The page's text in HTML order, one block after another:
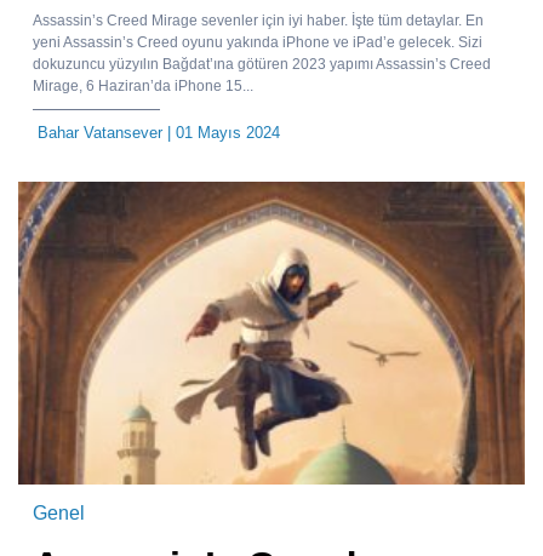
Assassin’s Creed Mirage sevenler için iyi haber. İşte tüm detaylar. En
yeni Assassin’s Creed oyunu yakında iPhone ve iPad’e gelecek. Sizi
dokuzuncu yüzyılın Bağdat’ına götüren 2023 yapımı Assassin’s Creed
Mirage, 6 Haziran’da iPhone 15...
Bahar Vatansever| 01 Mayıs 2024
Genel